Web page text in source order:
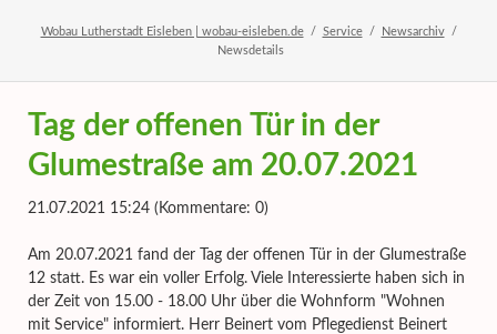
Wobau Lutherstadt Eisleben | wobau-eisleben.de Service
Newsarchiv
Newsdetails
Tag der offenen Tür in der
Glumestraße am 20.07.2021
21.07.2021 15:24(Kommentare: 0)
Am 20.07.2021 fand der Tag der offenen Tür in der Glumestraße
12 statt. Es war ein voller Erfolg. Viele Interessierte haben sich in
der Zeit von 15.00 - 18.00 Uhr über die Wohnform "Wohnen
mit Service" informiert. Herr Beinert vom Pflegedienst Beinert